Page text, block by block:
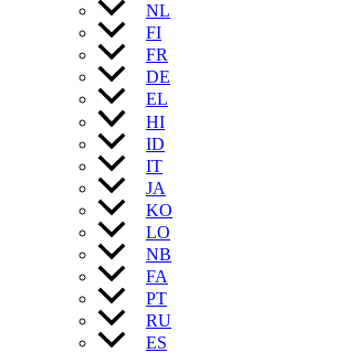
NL
FI
FR
DE
EL
HI
ID
IT
JA
KO
LO
NB
FA
PT
RU
ES